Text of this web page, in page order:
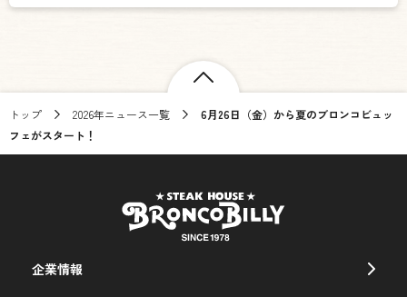
トップ 2026年ニュース一覧
6月26日（金）から夏のブロンコビュッ
フェがスタート！
企業情報